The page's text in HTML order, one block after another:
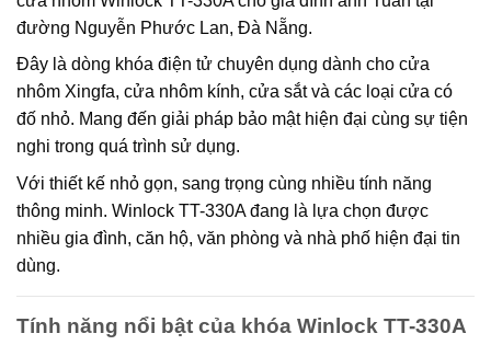
đường Nguyễn Phước Lan, Đà Nẵng.
Đây là dòng khóa điện tử chuyên dụng dành cho cửa
nhôm Xingfa, cửa nhôm kính, cửa sắt và các loại cửa có
đố nhỏ. Mang đến giải pháp bảo mật hiện đại cùng sự tiện
nghi trong quá trình sử dụng.
Với thiết kế nhỏ gọn, sang trọng cùng nhiều tính năng
thông minh. Winlock TT-330A đang là lựa chọn được
nhiều gia đình, căn hộ, văn phòng và nhà phố hiện đại tin
dùng.
Tính năng nổi bật của khóa Winlock TT-330A